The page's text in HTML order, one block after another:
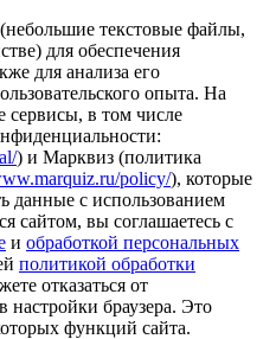
текстовые файлы,
для обеспечения
для анализа его
опыта. На
сервисы, в том числе
) и Марквиз (политика
policy/), которые
данные с использованием
сайтом, вы соглашаетесь с
и обработкой персональных
политикой обработки
отказаться от
настройки браузера. Это
функций сайта.